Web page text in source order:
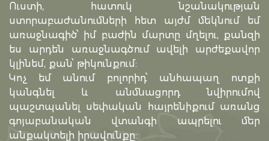
Ուստի, հատուկ նշանակության
ստորաբաժանումների հետ այժմ մեկնում եմ
առաջնագիծ՝ իմ բաժին մարտը մղելու, քանզի
ես արդեն առաջնագծում ավելի արժեքավոր
կլինեմ, քան՝ թիկունքում:
Կոչ եմ անում բոլորիդ՝ անհապաղ ոտքի
կանգնել և անմնացորդ նվիրումով
պաշտպանել սեփական հայրենիքում առանց
գոյաբանական վտանգի ապրելու մեր
անքակտելի իրավունքը: